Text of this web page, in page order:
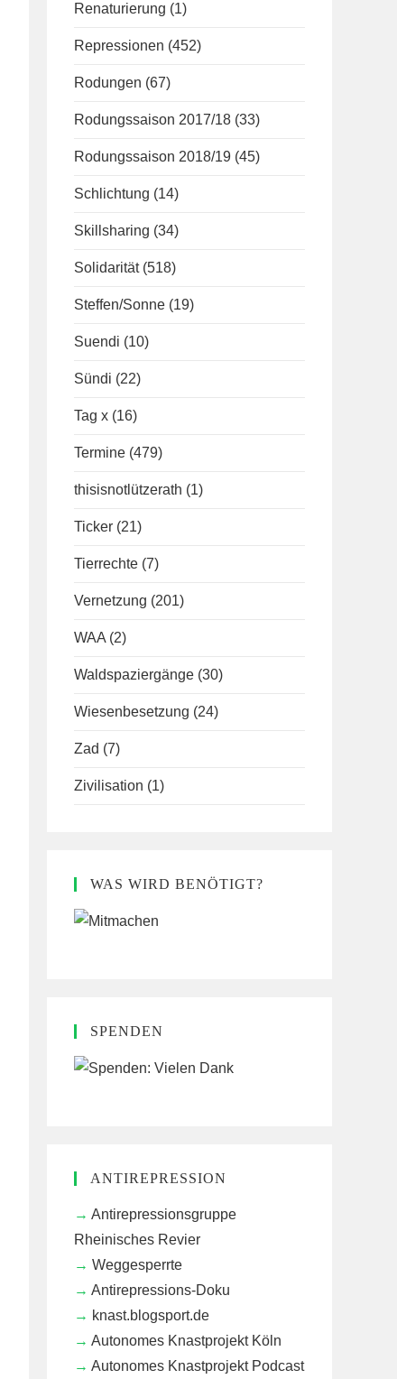
Renaturierung (1)
Repressionen (452)
Rodungen (67)
Rodungssaison 2017/18 (33)
Rodungssaison 2018/19 (45)
Schlichtung (14)
Skillsharing (34)
Solidarität (518)
Steffen/Sonne (19)
Suendi (10)
Sündi (22)
Tag x (16)
Termine (479)
thisisnotlützerath (1)
Ticker (21)
Tierrechte (7)
Vernetzung (201)
WAA (2)
Waldspaziergänge (30)
Wiesenbesetzung (24)
Zad (7)
Zivilisation (1)
WAS WIRD BENÖTIGT?
SPENDEN
ANTIREPRESSION
Antirepressionsgruppe
Rheinisches Revier
Weggesperrte
Antirepressions-Doku
knast.blogsport.de
Autonomes Knastprojekt Köln
Autonomes Knastprojekt Podcast